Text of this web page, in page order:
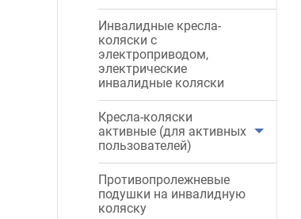
Инвалидные кресла-
коляски с
электроприводом,
электрические
инвалидные коляски
Кресла-коляски
активные (для активных
пользователей)
Противопролежневые
подушки на инвалидную
коляску